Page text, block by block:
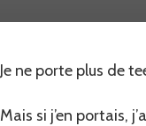
Je ne porte plus de
Mais si j’en portais,